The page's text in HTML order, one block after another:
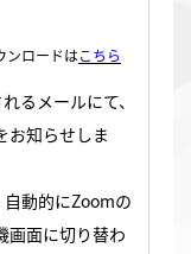
ロードはこちら
るメールにて、
お知らせしま
動的にZoomの
画面に切り替わ